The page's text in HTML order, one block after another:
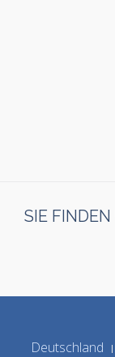
SIE
Deutschland